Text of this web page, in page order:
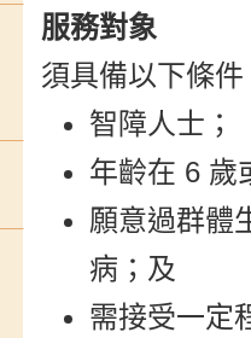
服務對象
須具備以下條件
智障人士；
年齡在 6 歲
願意過群體
病；及
需接受一定